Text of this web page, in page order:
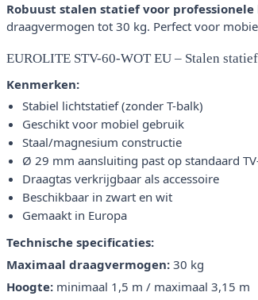
Robuust stalen statief voor
draagvermogen tot 30 kg. Perfect voor
EUROLITE STV-60-WOT EU – Stalen statief
Kenmerken:
Stabiel lichtstatief (zonder T-balk)
Geschikt voor mobiel gebruik
Staal/magnesium constructie
Ø 29 mm aansluiting past op standaard
Draagtas verkrijgbaar als accessoire
Beschikbaar in zwart en wit
Gemaakt in Europa
Technische specificaties:
Maximaal draagvermogen: 30 kg
Hoogte: minimaal 1,5 m / maximaal 3,15 m